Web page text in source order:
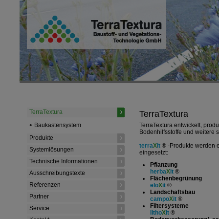
TerraTextura
Baukastensystem
Produkte
Systemlösungen
Technische Informationen
Ausschreibungstexte
Referenzen
Partner
Service
TerraTextura
TerraTextura entwickelt,
Bodenhilfsstoffe und weitere
terraXit ® -Produkte werden
eingesetzt:
Pflanzung
herbaXit ®
Flächenbegrünung
eloXit ®
Landschaftsbau
campoXit ®
Filtersysteme
lithoXit ®